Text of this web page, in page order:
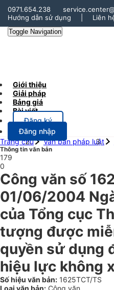
0971.654.238
Hướng dẫn sử dụng
Liên
Toggle Navigation
Giới thiệu
Giải pháp
Bảng giá
Bài viết
Đăng ký
Đăng nhập
Trang chủ
Văn bản pháp luật
Thông tin văn bản
179
0
Công văn số
01/06/2004
của Tổng cục
tượng được
quyền sử dụng
hiệu lực không
Số hiệu văn bản: 1625TCT/TS
Loại văn bản: Công văn